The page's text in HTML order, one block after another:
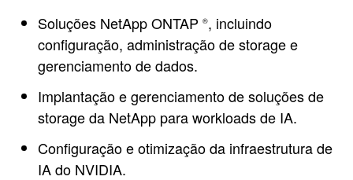
Soluções NetApp ONTAP ®, incluindo
configuração, administração de storage e
gerenciamento de dados.
Implantação e gerenciamento de soluções de
storage da NetApp para workloads de IA.
Configuração e otimização da infraestrutura de
IA do NVIDIA.